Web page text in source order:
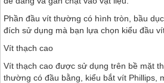
Phần đầu vít thường có hình tròn, bầu
đích sử dụng mà bạn lựa chọn kiểu đầu
Vít thạch cao
Vít thạch cao được sử dụng trên bề mặt
thường có đầu bằng, kiểu bắt vít Phillips,